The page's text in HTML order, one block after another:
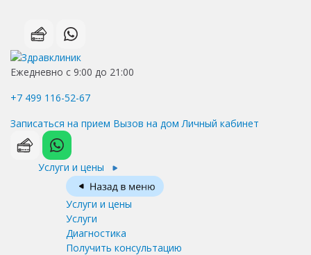
Ежедневно с 9:00 до 21:00
+7 499 116-52-67
Записаться на прием Вызов на дом Личный кабинет
Услуги и цены
Услуги и цены
Услуги
Диагностика
Получить консультацию